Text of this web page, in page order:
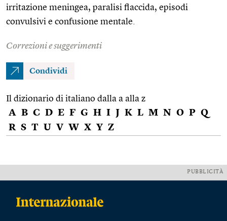
irritazione meningea, paralisi flaccida, episodi
convulsivi e confusione mentale.
Correzioni e suggerimenti
Condividi
Il dizionario di italiano dalla a alla z
A B C D E F G H I J K L M N O P Q
R S T U V W X Y Z
PUBBLICITÀ